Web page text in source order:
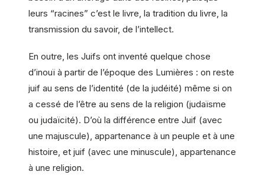
leurs “racines” c’est le livre, la tradition du livre, la
transmission du savoir, de l’intellect.
En outre, les Juifs ont inventé quelque chose
d’inouï à partir de l’époque des Lumières : on reste
juif au sens de l’identité (de la judéité) même si on
a cessé de l’être au sens de la religion (judaïsme
ou judaïcité). D’où la différence entre Juif (avec
une majuscule), appartenance à un peuple et à une
histoire, et juif (avec une minuscule), appartenance
à une religion.